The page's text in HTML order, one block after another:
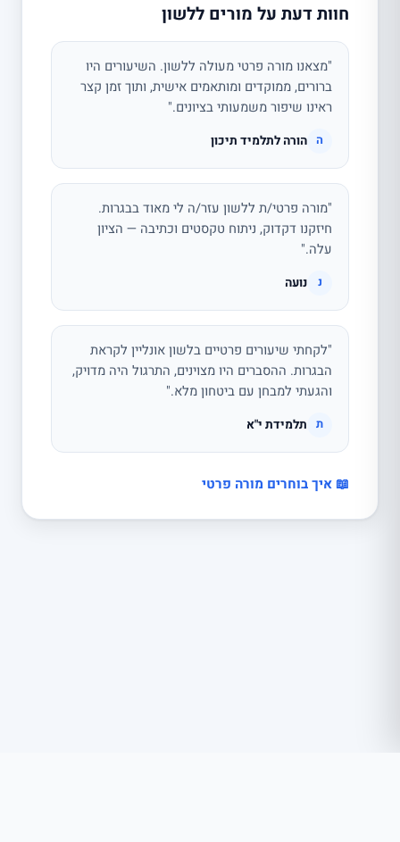
חוות דעת על מורים ללשון
"מצאנו מורה פרטי מעולה ללשון. השיעורים היו
ברורים, ממוקדים ומותאמים אישית, ותוך זמן קצר
ראינו שיפור משמעותי בציונים."
ה הורה לתלמיד תיכון
"מורה פרטי/ת ללשון עזר/ה לי מאוד בבגרות.
חיזקנו דקדוק, ניתוח טקסטים וכתיבה — הציון
עלה."
נ נועה
"לקחתי שיעורים פרטיים בלשון אונליין לקראת
הבגרות. ההסברים היו מצוינים, התרגול היה מדויק,
והגעתי למבחן עם ביטחון מלא."
ת תלמידת י"א
📖 איך בוחרים מורה פרטי